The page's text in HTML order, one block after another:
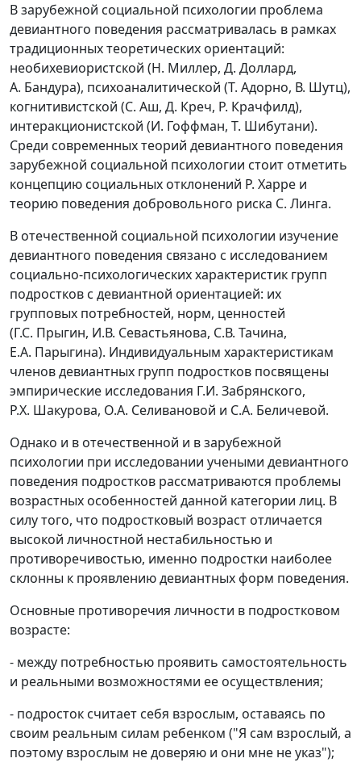
В зарубежной социальной психологии проблема
девиантного поведения рассматривалась в рамках
традиционных теоретических ориентаций:
необихевиористской (Н. Миллер, Д. Доллард,
А. Бандура), психоаналитической (Т. Адорно, В. Шутц),
когнитивистской (С. Аш, Д. Креч, Р. Крачфилд),
интеракционистской (И. Гоффман, Т. Шибутани).
Среди современных теорий девиантного поведения
зарубежной социальной психологии стоит отметить
концепцию социальных отклонений Р. Харре и
теорию поведения добровольного риска С. Линга.
В отечественной социальной психологии изучение
девиантного поведения связано с исследованием
социально-психологических характеристик групп
подростков с девиантной ориентацией: их
групповых потребностей, норм, ценностей
(Г.С. Прыгин, И.В. Севастьянова, С.В. Тачина,
Е.А. Парыгина). Индивидуальным характеристикам
членов девиантных групп подростков посвящены
эмпирические исследования Г.И. Забрянского,
Р.Х. Шакурова, О.А. Селивановой и С.А. Беличевой.
Однако и в отечественной и в зарубежной
психологии при исследовании учеными девиантного
поведения подростков рассматриваются проблемы
возрастных особенностей данной категории лиц. В
силу того, что подростковый возраст отличается
высокой личностной нестабильностью и
противоречивостью, именно подростки наиболее
склонны к проявлению девиантных форм поведения.
Основные противоречия личности в подростковом
возрасте:
- между потребностью проявить самостоятельность
и реальными возможностями ее осуществления;
- подросток считает себя взрослым, оставаясь по
своим реальным силам ребенком ("Я сам взрослый, а
поэтому взрослым не доверяю и они мне не указ");